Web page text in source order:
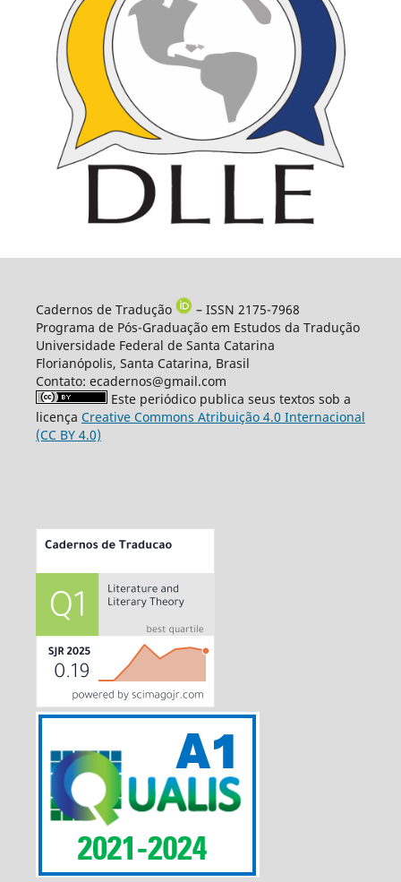
Cadernos de Tradução
– ISSN 2175-7968
Programa de Pós-Graduação em Estudos da Tradução
Universidade Federal de Santa Catarina
Florianópolis, Santa Catarina, Brasil
Contato: ecadernos@gmail.com
Este periódico publica seus textos sob a
licença Creative Commons Atribuição 4.0 Internacional
(CC BY 4.0)